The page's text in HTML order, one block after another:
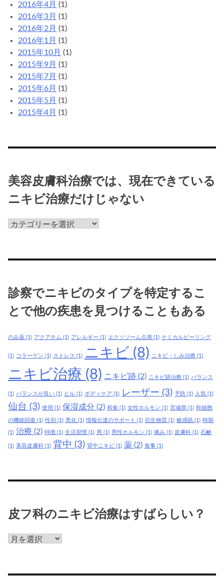
2016年4月 (1)
2016年3月 (1)
2016年2月 (1)
2016年1月 (1)
2015年10月 (1)
2015年9月 (1)
2015年7月 (1)
2015年6月 (1)
2015年5月 (1)
2015年4月 (1)
美容皮膚科治療では、現在できている
ニキビ治療だけじゃない
美
膚
療
で
で
て
い
る
ニ
キ
ゃ
い
診察でニキビのタイプを特定するこ
とで他の疾患を見つけることもある
のみ薬 (1) アクアチム (1) アレルギー (1) エクソソーム点滴 (1) ケミカルピーリング
(1) コラーゲン (1) ストレス (1) ニキビ (8) ニキビ・しみ治療 (1)
ニキビ治療 (8) ニキビ跡 (2) ニキビ跡治療 (1) バランス
(1) バランスが良い (1) ピル (1) ボディケア (1) レーザー (3) 予防 (1) 人気 (1)
仙台 (3) 使用 (1) 保湿成分 (2) 和食 (1) 女性ホルモン (1) 宮城県 (1) 幹細胞
の機能回復 (1) 性別 (1) 悪化 (1) 情報伝達のサポート (1) 抗生物質 (1) 敏感肌 (1) 時期
(1) 治療 (2) 特徴 (1) 生活習慣 (1) 男 (1) 男性ホルモン (1) 痛み (1) 皮膚科 (1) 石鹸
(1) 美容皮膚科 (1) 背中 (3) 背中ニキビ (1) 薬 (2) 食事 (1)
皮フ科のニキビ治療はすばらしい？
皮
の